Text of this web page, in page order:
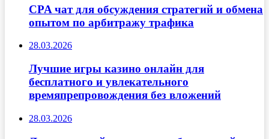
CPA чат для обсуждения стратегий и обмена
опытом по арбитражу трафика
28.03.2026
Лучшие игры казино онлайн для
бесплатного и увлекательного
времяпрепровождения без вложений
28.03.2026